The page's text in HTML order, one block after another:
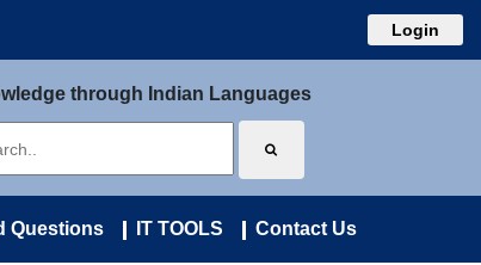
Login
through Indian Languages
Questions IT TOOLS Contact Us